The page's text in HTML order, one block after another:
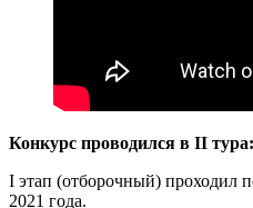
Конкурс проводился в II тура:
I этап (отборочный) проходил
2021 года.